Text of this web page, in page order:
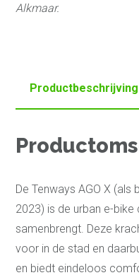
Alkmaar.
Productbeschrijving
De Tenways AGO X
2023) is de urban e-bike
samenbrengt. Deze
voor in de stad en
en biedt eindeloos